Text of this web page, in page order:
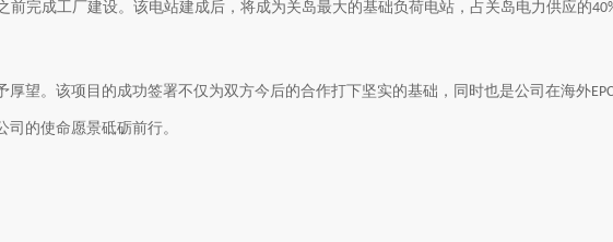
前完成工厂建设。该电站建成后，将成为关岛最大的基础负荷电站，占关岛电力供应的
望。该项目的成功签署不仅为双方今后的合作打下坚实的基础，同时也是公司在海外EPC
的使命愿景砥砺前行。